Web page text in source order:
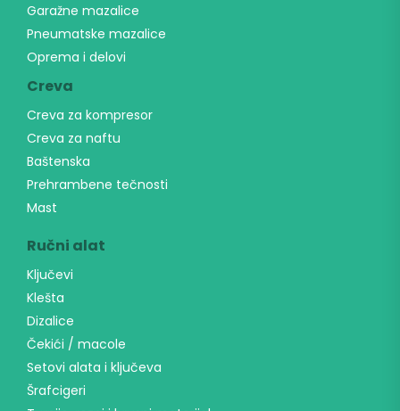
Garažne mazalice
Pneumatske mazalice
Oprema i delovi
Creva
Creva za kompresor
Creva za naftu
Baštenska
Prehrambene tečnosti
Mast
Ručni alat
Ključevi
Klešta
Dizalice
Čekići / macole
Setovi alata i ključeva
Šrafcigeri